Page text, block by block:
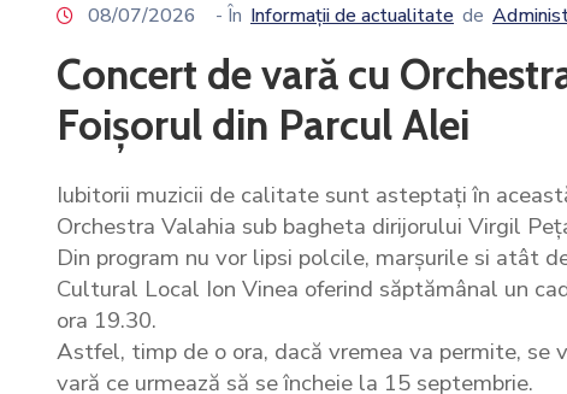
08/07/2026 - În Informații de actualitate de
Concert de vară cu
Foișorul din Parcul Alei
Iubitorii muzicii de calitate sunt asteptați în
Orchestra Valahia sub bagheta dirijorului Virgil
Din program nu vor lipsi polcile, marșurile si atât
Cultural Local Ion Vinea oferind săptămânal un
ora 19.30.
Astfel, timp de o ora, dacă vremea va permite, se
vară ce urmează să se încheie la 15 septembrie.